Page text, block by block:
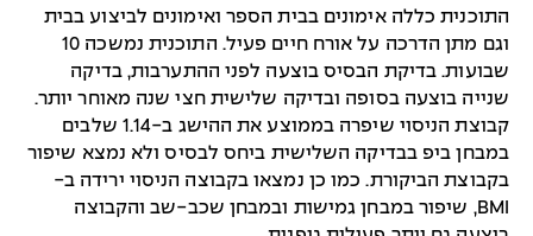
התוכנית כללה אימונים בבית הספר ואימונים לביצוע בבית
וגם מתן הדרכה על אורח חיים פעיל. התוכנית נמשכה 10
שבועות. בדיקת הבסיס בוצעה לפני ההתערבות, בדיקה
שנייה בוצעה בסופה ובדיקה שלישית חצי שנה מאוחר יותר.
קבוצת הניסוי שיפרה בממוצע את ההישג ב-1.14 שלבים
במבחן ביפ בבדיקה השלישית ביחס לבסיס ולא נמצא שיפור
בקבוצת הביקורת. כמו כן נמצאו בקבוצה הניסוי ירידה ב-
BMI, שיפור במבחן גמישות ובמבחן שכב-שב והקבוצה